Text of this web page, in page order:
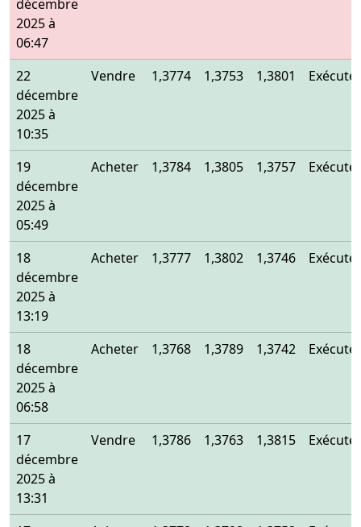
décembre
2025 à
06:47
22
décembre
2025 à
10:35
Vendre 1,3774 1,3753 1,3801 Exécuté
19
décembre
2025 à
05:49
Acheter 1,3784 1,3805 1,3757 Exécuté
18
décembre
2025 à
13:19
Acheter 1,3777 1,3802 1,3746 Exécuté
18
décembre
2025 à
06:58
Acheter 1,3768 1,3789 1,3742 Exécuté
17
décembre
2025 à
13:31
Vendre 1,3786 1,3763 1,3815 Exécuté